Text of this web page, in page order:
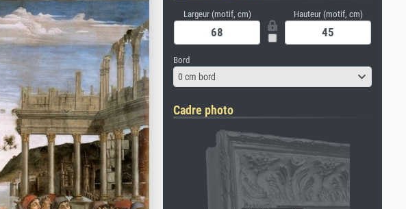
Largeur (motif, cm) Hauteur (motif, cm)
Bord
0 cm bord
Cadre photo